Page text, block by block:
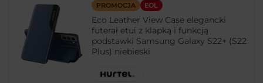
PROMOCJA EOL
Eco Leather View Case elegancki
futerał etui z klapką i funkcją
podstawki Samsung Galaxy S22+ (S22
Plus) niebieski